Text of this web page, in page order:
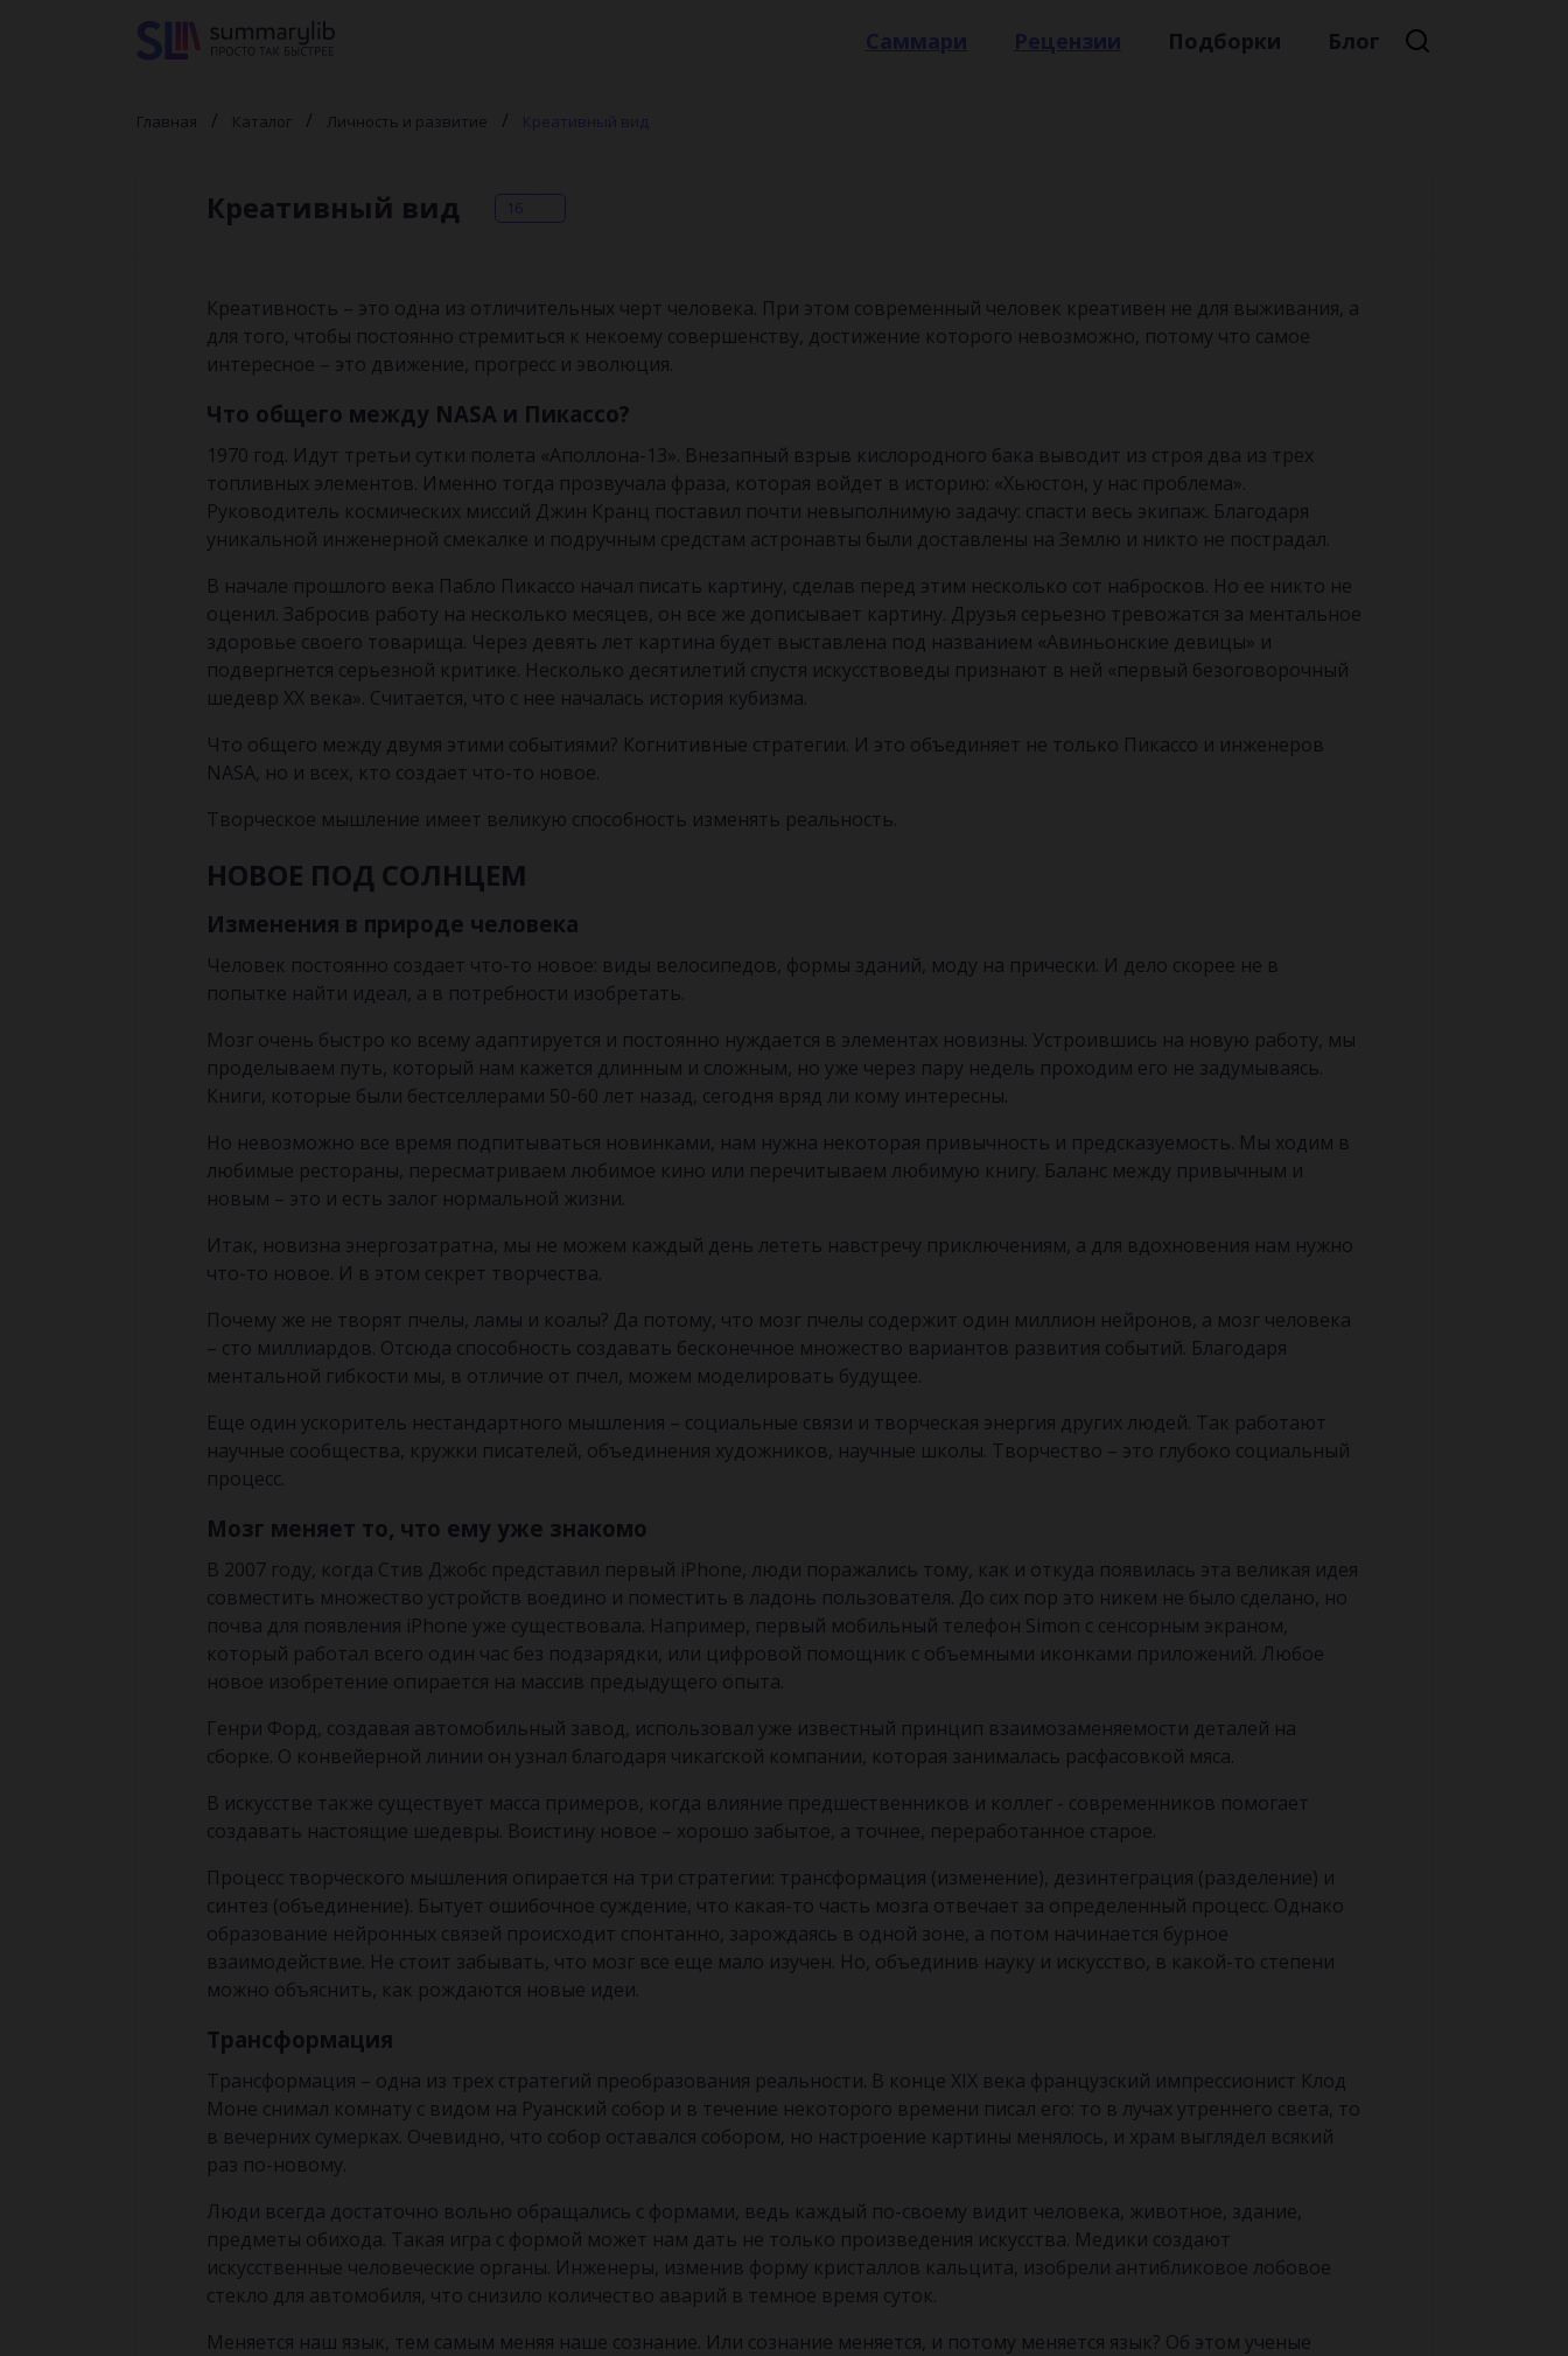
Подборки Блог
Главная Каталог Личность и развитие
Креативный вид 16
Креативность – это одна из отличительных черт человека. При этом современный человек креативен не для выживания, а
для того, чтобы постоянно стремиться к некоему совершенству, достижение которого невозможно, потому что самое
интересное – это движение, прогресс и эволюция.
Что общего между NASA и Пикассо?
1970 год. Идут третьи сутки полета «Аполлона-13». Внезапный взрыв кислородного бака выводит из строя два из трех
топливных элементов. Именно тогда прозвучала фраза, которая войдет в историю: «Хьюстон, у нас проблема».
Руководитель космических миссий Джин Кранц поставил почти невыполнимую задачу: спасти весь экипаж. Благодаря
уникальной инженерной смекалке и подручным средстам астронавты были доставлены на Землю и никто не пострадал.
В начале прошлого века Пабло Пикассо начал писать картину, сделав перед этим несколько сот набросков. Но ее никто не
оценил. Забросив работу на несколько месяцев, он все же дописывает картину. Друзья серьезно тревожатся за ментальное
здоровье своего товарища. Через девять лет картина будет выставлена под названием «Авиньонские девицы» и
подвергнется серьезной критике. Несколько десятилетий спустя искусствоведы признают в ней «первый безоговорочный
шедевр ХХ века». Считается, что с нее началась история кубизма.
Что общего между двумя этими событиями? Когнитивные стратегии. И это объединяет не только Пикассо и инженеров
NASA, но и всех, кто создает что-то новое.
Творческое мышление имеет великую способность изменять реальность.
НОВОЕ ПОД СОЛНЦЕМ
Изменения в природе человека
Человек постоянно создает что-то новое: виды велосипедов, формы зданий, моду на прически. И дело скорее не в
попытке найти идеал, а в потребности изобретать.
Мозг очень быстро ко всему адаптируется и постоянно нуждается в элементах новизны. Устроившись на новую работу, мы
проделываем путь, который нам кажется длинным и сложным, но уже через пару недель проходим его не задумываясь.
Книги, которые были бестселлерами 50-60 лет назад, сегодня вряд ли кому интересны.
Но невозможно все время подпитываться новинками, нам нужна некоторая привычность и предсказуемость. Мы ходим в
любимые рестораны, пересматриваем любимое кино или перечитываем любимую книгу. Баланс между привычным и
новым – это и есть залог нормальной жизни.
Итак, новизна энергозатратна, мы не можем каждый день лететь навстречу приключениям, а для вдохновения нам нужно
что-то новое. И в этом секрет творчества.
Почему же не творят пчелы, ламы и коалы? Да потому, что мозг пчелы содержит один миллион нейронов, а мозг человека
– сто миллиардов. Отсюда способность создавать бесконечное множество вариантов развития событий. Благодаря
ментальной гибкости мы, в отличие от пчел, можем моделировать будущее.
Еще один ускоритель нестандартного мышления – социальные связи и творческая энергия других людей. Так работают
научные сообщества, кружки писателей, объединения художников, научные школы. Творчество – это глубоко социальный
процесс.
Мозг меняет то, что ему уже знакомо
В 2007 году, когда Стив Джобс представил первый iPhone, люди поражались тому, как и откуда появилась эта великая идея
совместить множество устройств воедино и поместить в ладонь пользователя. До сих пор это никем не было сделано, но
почва для появления iPhone уже существовала. Например, первый мобильный телефон Simon с сенсорным экраном,
который работал всего один час без подзарядки, или цифровой помощник с объемными иконками приложений. Любое
новое изобретение опирается на массив предыдущего опыта.
Генри Форд, создавая автомобильный завод, использовал уже известный принцип взаимозаменяемости деталей на
сборке. О конвейерной линии он узнал благодаря чикагской компании, которая занималась расфасовкой мяса.
В искусстве также существует масса примеров, когда влияние предшественников и коллег - современников помогает
создавать настоящие шедевры. Воистину новое – хорошо забытое, а точнее, переработанное старое.
Процесс творческого мышления опирается на три стратегии: трансформация (изменение), дезинтеграция (разделение) и
синтез (объединение). Бытует ошибочное суждение, что какая-то часть мозга отвечает за определенный процесс. Однако
образование нейронных связей происходит спонтанно, зарождаясь в одной зоне, а потом начинается бурное
взаимодействие. Не стоит забывать, что мозг все еще мало изучен. Но, объединив науку и искусство, в какой-то степени
можно объяснить, как рождаются новые идеи.
Трансформация
Трансформация – одна из трех стратегий преобразования реальности. В конце XIX века французский импрессионист Клод
Моне снимал комнату с видом на Руанский собор и в течение некоторого времени писал его: то в лучах утреннего света, то
в вечерних сумерках. Очевидно, что собор оставался собором, но настроение картины менялось, и храм выглядел всякий
раз по-новому.
Люди всегда достаточно вольно обращались с формами, ведь каждый по-своему видит человека, животное, здание,
предметы обихода. Такая игра с формой может нам дать не только произведения искусства. Медики создают
искусственные человеческие органы. Инженеры, изменив форму кристаллов кальцита, изобрели антибликовое лобовое
стекло для автомобиля, что снизило количество аварий в темное время суток.
Меняется наш язык, тем самым меняя наше сознание. Или сознание меняется, и потому меняется язык? Об этом ученые